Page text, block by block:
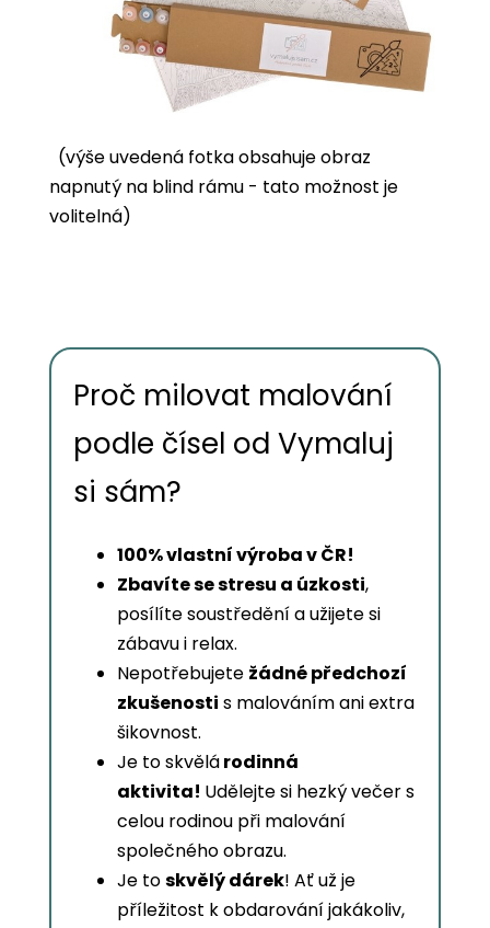
(výše uvedená fotka obsahuje obraz
napnutý na blind rámu - tato možnost je
volitelná)
Proč milovat malování
podle čísel od Vymaluj
si sám?
100% vlastní výroba v ČR!
Zbavíte se stresu a úzkosti,
posílíte soustředění a užijete si
zábavu i relax.
Nepotřebujete žádné předchozí
zkušenosti s malováním ani extra
šikovnost.
Je to skvělárodinná
aktivita! Udělejte si hezký večer s
celou rodinou při malování
společného obrazu.
Je toskvělý dárek! Ať už je
příležitost k obdarování jakákoliv,